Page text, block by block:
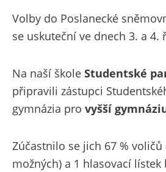
Volby do Poslanecké
se uskuteční ve dnech 3. a 4.
Na naší škole Studentské
připravili zástupci
gymnázia pro vyšší
Zúčastnilo se jich 67 % voličů
možných) a 1 hlasovací lístek